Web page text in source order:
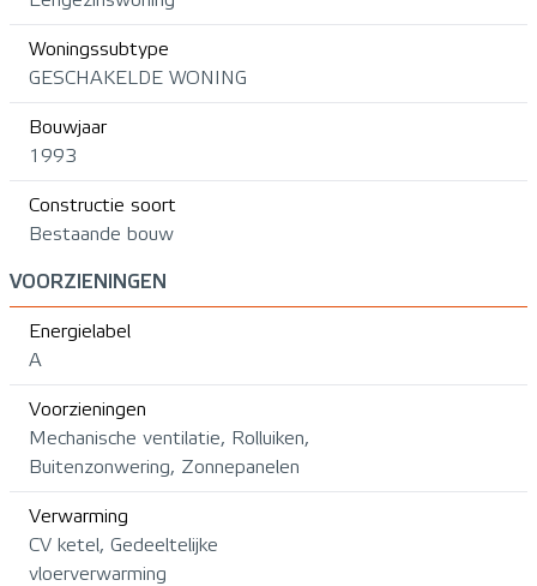
Woningssubtype
GESCHAKELDE WONING
Bouwjaar
1993
Constructie soort
Bestaande bouw
VOORZIENINGEN
Energielabel
A
Voorzieningen
Mechanische ventilatie, Rolluiken,
Buitenzonwering, Zonnepanelen
Verwarming
CV ketel, Gedeeltelijke
vloerverwarming